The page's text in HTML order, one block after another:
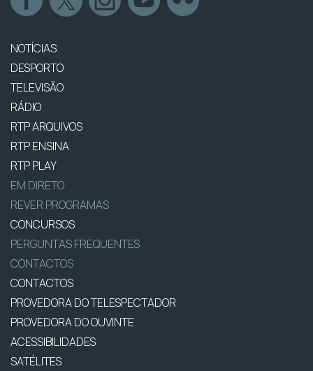
NOTÍCIAS
DESPORTO
TELEVISÃO
RÁDIO
RTP ARQUIVOS
RTP ENSINA
RTP PLAY
EM DIRETO
REVER PROGRAMAS
CONCURSOS
PERGUNTAS FREQUENTES
CONTACTOS
CONTACTOS
PROVEDORA DO TELESPECTADOR
PROVEDORA DO OUVINTE
ACESSIBILIDADES
SATÉLITES